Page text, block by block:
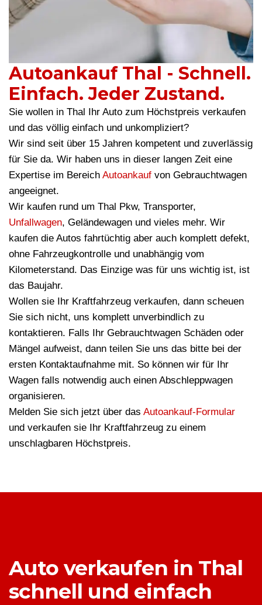
Autoankauf Thal - Schnell.
Einfach. Jeder Zustand.
Sie wollen in Thal Ihr Auto zum Höchstpreis verkaufen
und das völlig einfach und unkompliziert?
Wir sind seit über 15 Jahren kompetent und zuverlässig
für Sie da. Wir haben uns in dieser langen Zeit eine
Expertise im Bereich Autoankauf von Gebrauchtwagen
angeeignet.
Wir kaufen rund um Thal Pkw, Transporter,
Unfallwagen, Geländewagen und vieles mehr. Wir
kaufen die Autos fahrtüchtig aber auch komplett defekt,
ohne Fahrzeugkontrolle und unabhängig vom
Kilometerstand. Das Einzige was für uns wichtig ist, ist
das Baujahr.
Wollen sie Ihr Kraftfahrzeug verkaufen, dann scheuen
Sie sich nicht, uns komplett unverbindlich zu
kontaktieren. Falls Ihr Gebrauchtwagen Schäden oder
Mängel aufweist, dann teilen Sie uns das bitte bei der
ersten Kontaktaufnahme mit. So können wir für Ihr
Wagen falls notwendig auch einen Abschleppwagen
organisieren.
Melden Sie sich jetzt über das Autoankauf-Formular
und verkaufen sie Ihr Kraftfahrzeug zu einem
unschlagbaren Höchstpreis.
Auto verkaufen in Thal
schnell und einfach